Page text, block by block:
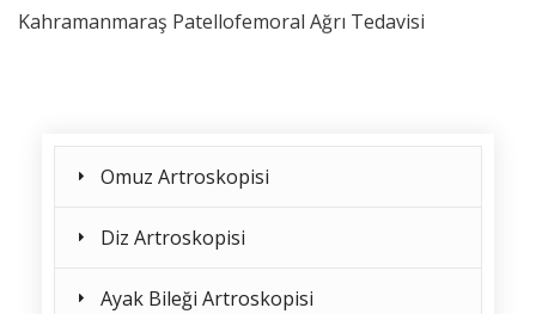
Kahramanmaraş Patellofemoral Ağrı Tedavisi
Omuz Artroskopisi
Diz Artroskopisi
Ayak Bileği Artroskopisi